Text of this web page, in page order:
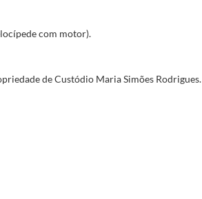
com motor).
de Custódio Maria Simões Rodrigues.